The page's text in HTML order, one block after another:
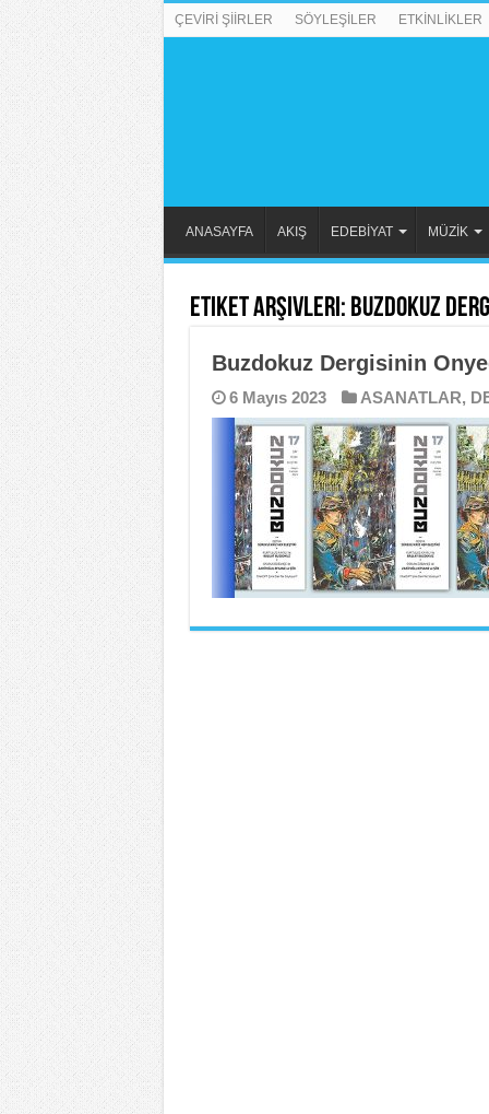
ÇEVİRİ ŞİİRLER SÖYLEŞİLER ETKİNLİKLER
ANASAYFA AKIŞ EDEBİYAT MÜZİK
Etiket Arşivleri: Buzdokuz
Buzdokuz Dergisinin
6 Mayıs 2023 ASANATLAR,